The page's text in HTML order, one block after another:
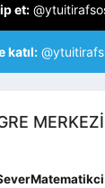
et:
katıl: